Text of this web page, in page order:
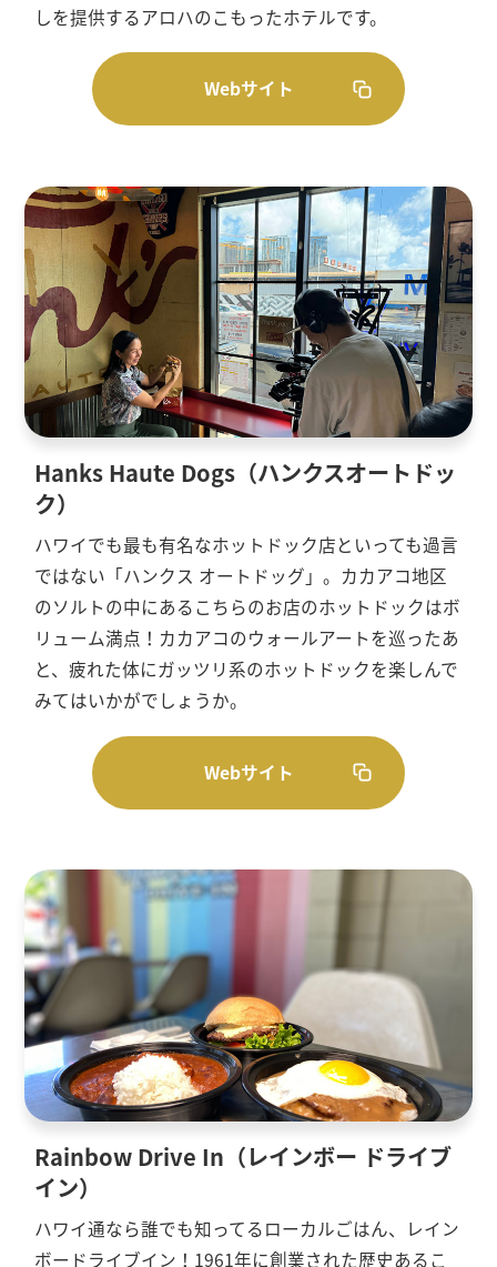
しを提供するアロハのこもったホテルです。
Webサイト
Hanks Haute Dogs（ハンクスオートドッ
ク）
ハワイでも最も有名なホットドック店といっても過言
ではない「ハンクス オートドッグ」。カカアコ地区
のソルトの中にあるこちらのお店のホットドックはボ
リューム満点！カカアコのウォールアートを巡ったあ
と、疲れた体にガッツリ系のホットドックを楽しんで
みてはいかがでしょうか。
Webサイト
Rainbow Drive In（レインボー ドライブ
イン）
ハワイ通なら誰でも知ってるローカルごはん、レイン
ボードライブイン！1961年に創業された歴史あるこ